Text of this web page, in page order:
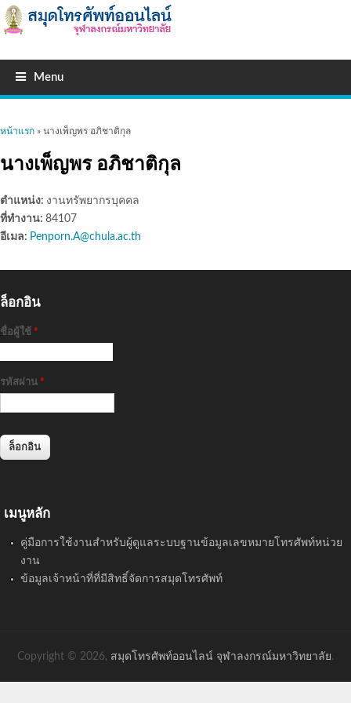
Menu
คุณอยู่ที่นี่
หน้าแรก » นางเพ็ญพร อภิชาติกุล
นางเพ็ญพร อภิชาติกุล
ตำแหน่ง: งานทรัพยากรบุคคล
ที่ทำงาน: 84107
อีเมล: Penporn.A@chula.ac.th
ล็อกอิน
ชื่อผู้ใช้ *
รหัสผ่าน *
เมนูหลัก
คู่มือการใช้งานสำหรับผู้ดูแลระบบฐานข้อมูลเลขหมายโทรศัพท์หน่วย
งาน
ข้อมูลเจ้าหน้าที่ที่มีสิทธิ์จัดการสมุดโทรศัพท์
Copyright © 2026, สมุดโทรศัพท์ออนไลน์ จุฬาลงกรณ์มหาวิทยาลัย.